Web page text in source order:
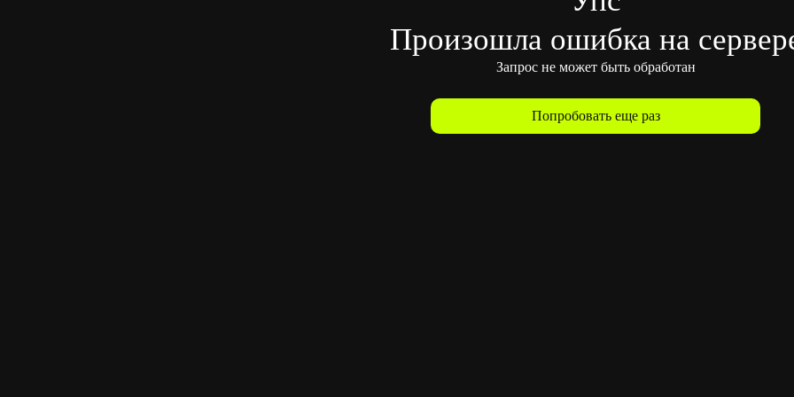
Произошла ошибка на
Запрос не может быть обработан
Попробовать еще раз